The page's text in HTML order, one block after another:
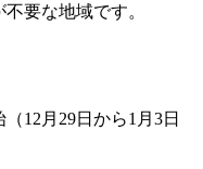
要な地域です。
12月29日から1月3日